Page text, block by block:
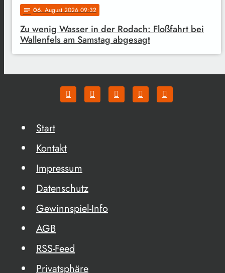
notes 06. August 2026 09:32
Zu wenig Wasser in der Rodach: Floßfahrt bei
Wallenfels am Samstag abgesagt
Start
Kontakt
Impressum
Datenschutz
Gewinnspiel-Info
AGB
RSS-Feed
Privatsphäre